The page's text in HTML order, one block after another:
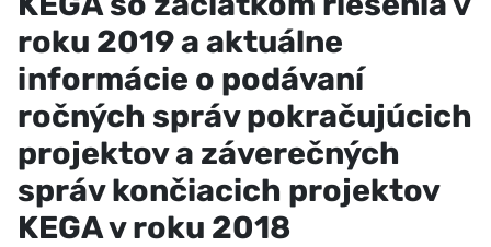
roku 2019 a aktuálne
informácie o podávaní
ročných správ pokračujúcich
projektov a záverečných
správ končiacich projektov
KEGA v roku 2018